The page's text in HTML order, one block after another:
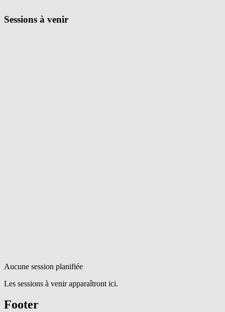
Sessions à venir
Aucune session planifiée
Les sessions à venir apparaîtront ici.
Footer